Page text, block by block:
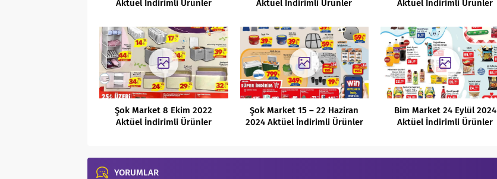
Aktüel İndirimli Ürünler
Aktüel İndirimli Ürünler
Aktüel İndirimli Ürünler
Şok Market 8 Ekim 2022
Aktüel İndirimli Ürünler
Şok Market 15 – 22 Haziran
2024 Aktüel İndirimli Ürünler
Bim Market 24 Eylül 2024
Aktüel İndirimli Ürünler
YORUMLAR